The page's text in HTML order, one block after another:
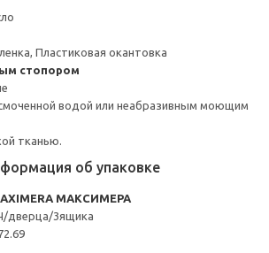
Пластиковая окантовка
стопором
водой или неабразивным моющим
тканью.
об упаковке
МАКСИМЕРА
дверца/3ящика